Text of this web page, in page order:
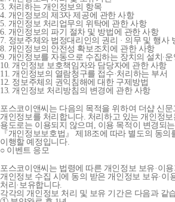
3. 처리하는 개인정보의 항목
4. 개인정보의 제3자 제공에 관한 사항
5. 개인정보 처리업무의 위탁에 관한 사항
6. 개인정보의 파기 절차 및 방법에 관한 사항
7. 정보주체와 법정대리인의 권리 · 의무 및 행사
8. 개인정보의 안전성 확보조치에 관한 사항
9. 개인정보를 자동으로 수집하는 장치의 설치∙
10. 개인정보 보호책임자와 담당자에 관한 사항
11. 개인정보의 열람청구를 접수·처리하는 부서
12. 정보주체의 권익침해에 대한 구제방법
13. 개인정보 처리방침의 변경에 관한 사항
포스코이앤씨는 다음의 목적을 위하여 더샵 신문
개인정보를 처리합니다. 처리하고 있는 개인정보
용도로는 이용되지 않으며, 이용 목적이 변경되
『개인정보보호법』 제18조에 따라 별도의 동
이행할 예정입니다.
○ 이벤트 응모
포스코이앤씨는 법령에 따른 개인정보 보유·이
개인정보 수집 시에 동의 받은 개인정보 보유·이
처리·보유합니다.
각각의 개인정보 처리 및 보유 기간은 다음과 같